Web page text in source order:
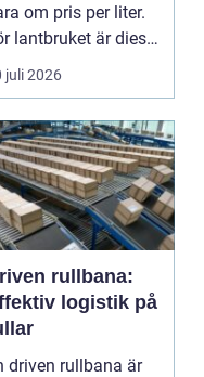
om pris per liter.
lantbruket är diesel
förut...
juli 2026
rullbana:
logistik på
driven rullbana är